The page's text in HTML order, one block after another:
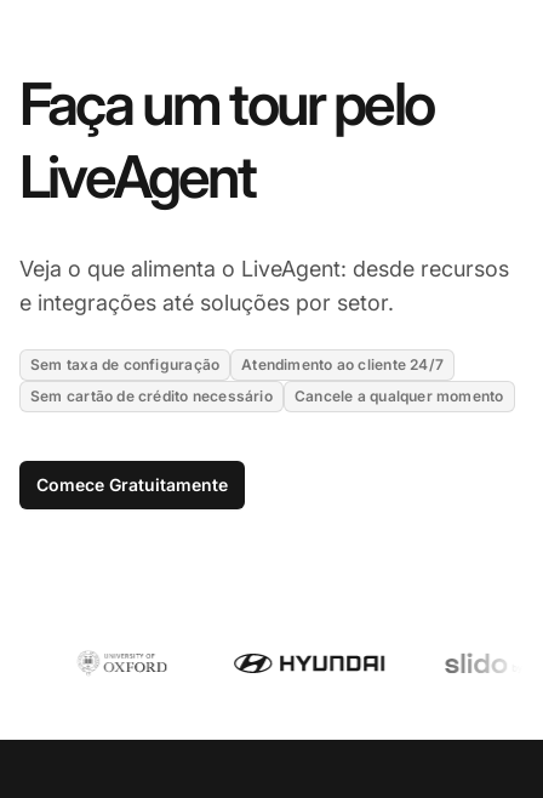
Faça um tour pelo
LiveAgent
Veja o que alimenta o LiveAgent: desde recursos
e integrações até soluções por setor.
Sem taxa de configuração
Atendimento ao cliente 24/7
Sem cartão de crédito necessário
Cancele a qualquer momento
Comece Gratuitamente